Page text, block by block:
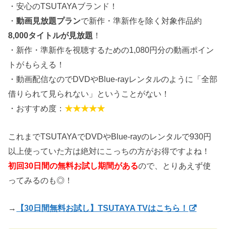
・安心のTSUTAYAブランド！
・動画見放題プランで新作・準新作を除く対象作品約
8,000タイトルが見放題 ！
・新作・準新作を視聴するための1,080円分の動画ポイン
トがもらえる！
・動画配信なのでDVDやBlue-rayレンタルのように「全部
借りられて見られない」ということがない！
・おすすめ度：★★★★★
これまでTSUTAYAでDVDやBlue-rayのレンタルで930円
以上使っていた方は絶対にこっちの方がお得ですよね！
初回30日間の無料お試し期間があるので、とりあえず使
ってみるのも◎！
→ 【30日間無料お試し】TSUTAYA TVはこちら！